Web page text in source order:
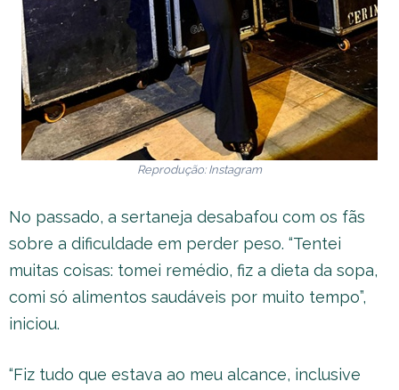
Reprodução: Instagram
No passado, a sertaneja desabafou com os fãs
sobre a dificuldade em perder peso. “Tentei
muitas coisas: tomei remédio, fiz a dieta da sopa,
comi só alimentos saudáveis por muito tempo”,
iniciou.
“Fiz tudo que estava ao meu alcance, inclusive